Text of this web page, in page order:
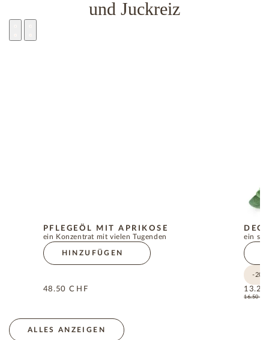
und Juckreiz
PFLEGEÖL MIT APRIKOSE
ein Konzentrat mit vielen Tugenden
HINZUFÜGEN
48.50 CHF
ein
-20%
13.20
16.50
ALLES ANZEIGEN